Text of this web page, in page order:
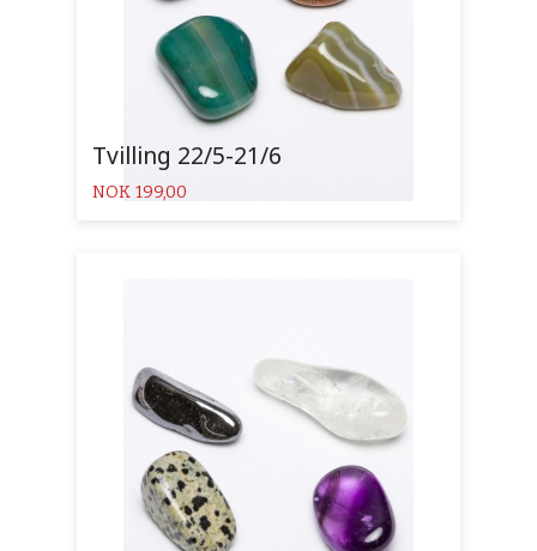
Tvilling 22/5-21/6
Pris
NOK 199,00